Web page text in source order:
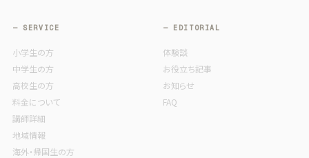
— SERVICE
小学生の方
中学生の方
高校生の方
料金について
講師詳細
地域情報
海外・帰国生の方
— EDITORIAL
体験談
お役立ち記事
お知らせ
FAQ